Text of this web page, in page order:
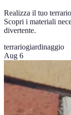
Realizza il tuo
Scopri i materiali
divertente.
terrariogiardinaggio
Aug 6